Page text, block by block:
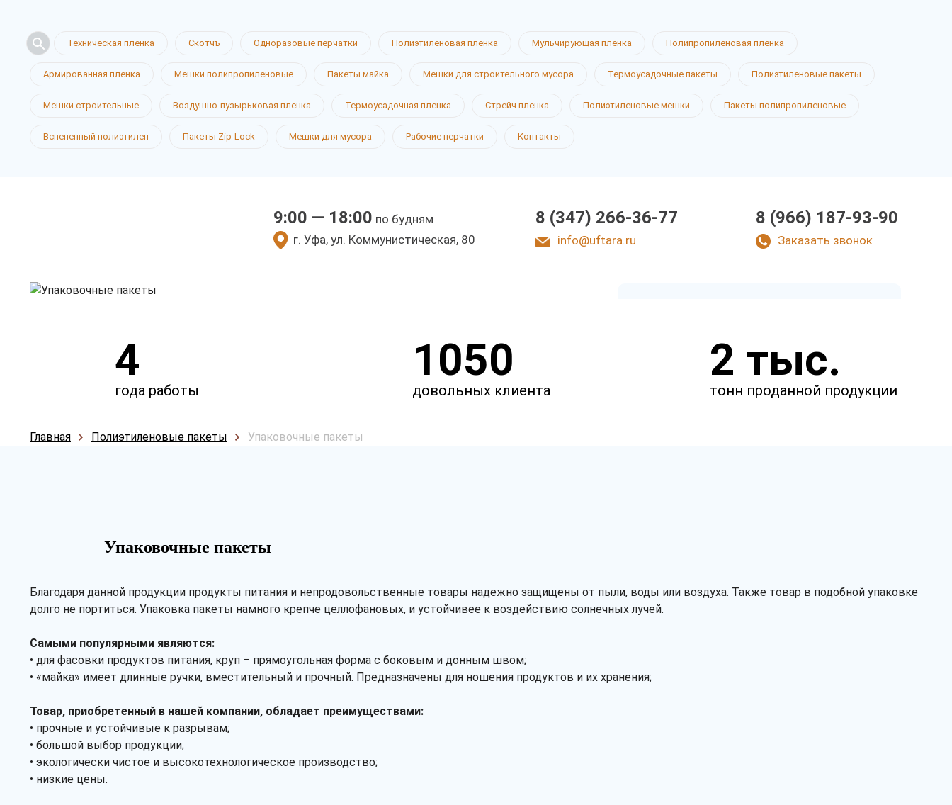
Техническая пленка Скотчъ Одноразовые перчатки Полиэтиленовая пленка Мульчирующая пленка Полипропиленовая пленка
Армированная пленка Мешки полипропиленовые Пакеты майка Мешки для строительного мусора Термоусадочные пакеты Полиэтиленовые пакеты
Мешки строительные Воздушно-пузырьковая пленка Термоусадочная пленка Стрейч пленка Полиэтиленовые мешки Пакеты полипропиленовые
Вспененный полиэтилен Пакеты Zip-Lock Мешки для мусора Рабочие перчатки Контакты
9:00 — 18:00 по будням
г. Уфа, ул. Коммунистическая, 80
8 (347) 266-36-77
info@uftara.ru
8 (966) 187-93-90
Заказать звонок
Упаковочные пакеты
и через несколько минут наш
менеджер свяжется с вами.
Заказать звонок
4
года работы
1050
довольных клиента
2 тыс.
тонн проданной продукции
Главная Полиэтиленовые пакеты Упаковочные пакеты
Упаковочные пакеты
Благодаря данной продукции продукты питания и непродовольственные товары надежно защищены от пыли, воды или воздуха. Также товар в подобной упаковке
долго не портиться. Упаковка пакеты намного крепче целлофановых, и устойчивее к воздействию солнечных лучей.
Самыми популярными являются:
• для фасовки продуктов питания, круп – прямоугольная форма с боковым и донным швом;
• «майка» имеет длинные ручки, вместительный и прочный. Предназначены для ношения продуктов и их хранения;
Товар, приобретенный в нашей компании, обладает преимуществами:
• прочные и устойчивые к разрывам;
• большой выбор продукции;
• экологически чистое и высокотехнологическое производство;
• низкие цены.